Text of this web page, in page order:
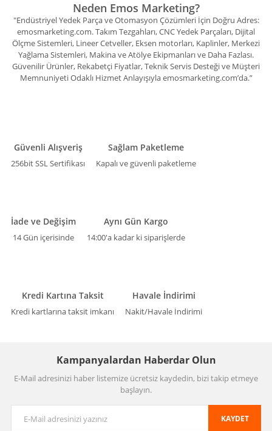
Neden Emos Marketing?
"Endüstriyel Yedek Parça ve Otomasyon Çözümleri İçin Doğru Adres:
emosmarketing.com. Takım Tezgahları, CNC Yedek Parçaları, Dijital
Ölçme Sistemleri, Lineer Cetveller, Eksen motorları, Kaplinler, Merkezi
Yağlama Sistemleri, Makina ve Atölye Ekipmanları ve Daha Fazlası.
Güvenilir Ürünler, Rekabetçi Fiyatlar, Teknik Servis Desteği ve Müşteri
Memnuniyeti Odaklı Hizmet Anlayışıyla emosmarketing.com’da.”
Güvenli Alışveriş
256bit SSL Sertifikası
Sağlam Paketleme
Kapalı ve güvenli paketleme
İade ve Değişim
14 Gün içerisinde
Aynı Gün Kargo
14:00'a kadar ki siparişlerde
Kredi Kartına Taksit
Kredi kartlarına taksit imkanı
Havale İndirimi
Nakit/Havale İndirimi
Kampanyalardan Haberdar Olun
E-Mail adresinizi haber listemize ücretsiz kaydedin, bizi takip etmeye
başlayın.
KAYDET